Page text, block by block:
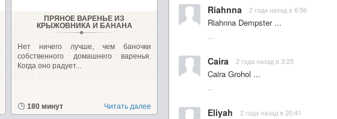
ПРЯНОЕ ВАРЕНЬЕ ИЗ
КРЫЖОВНИКА И БАНАНА
Нет ничего лучше, чем баночки
собственного домашнего варенья.
Когда оно радует...
180 минут Читать далее
Riahnna 2 года назад в 6:56
Riahnna Dempster ...
Caira 2 года назад в 3:25
Caira Grohol ...
Eliyah 2 года назад в 20:41